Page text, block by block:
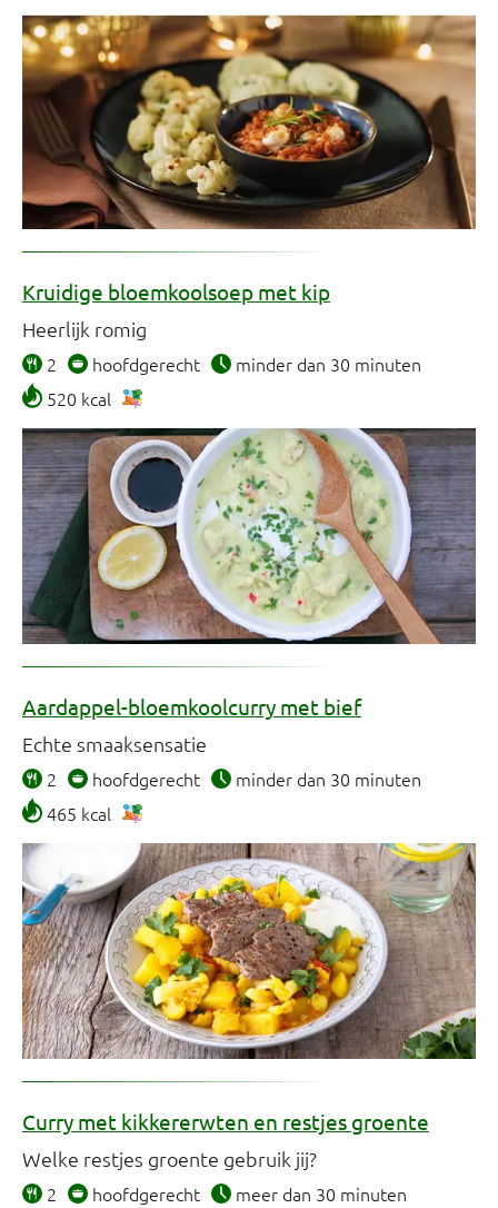
Kruidige bloemkoolsoep met kip
Heerlijk romig
2 hoofdgerecht
minder dan 30 minuten
520 kcal
Aardappel-bloemkoolcurry met bief
Echte smaaksensatie
2 hoofdgerecht
minder dan 30 minuten
465 kcal
Curry met kikkererwten en restjes groente
Welke restjes groente gebruik jij?
2 hoofdgerecht
meer dan 30 minuten